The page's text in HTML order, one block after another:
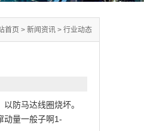
首页 > 新闻资讯 > 行业动态
防马达线圈烧坏。
动量一般子啊1-